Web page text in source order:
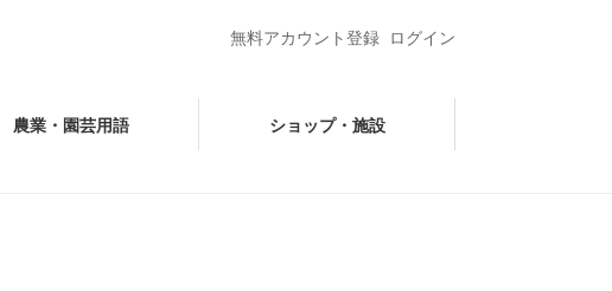
無料アカウント登録 ログイン
農業・園芸用語 ショップ・施設